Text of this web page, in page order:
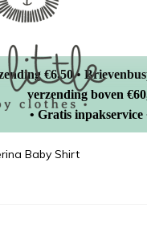
€6,50 •
verzending boven
• Gratis inpakservice
Baby Shirt